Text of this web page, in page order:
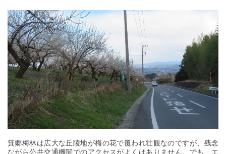
箕郷梅林は広大な丘陵地が梅の花で覆われ壮観なのですが、残念
ながら公共交通機関でのアクセスがよくはありません。でも、エ